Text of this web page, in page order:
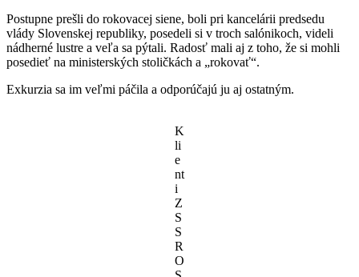
Postupne prešli do rokovacej siene, boli pri kancelárii predsedu
vlády Slovenskej republiky, posedeli si v troch salónikoch, videli
nádherné lustre a veľa sa pýtali. Radosť mali aj z toho, že si mohli
posedieť na ministerských stoličkách a „rokovať“.
Exkurzia sa im veľmi páčila a odporúčajú ju aj ostatným.
K
li
e
nt
i
Z
S
S
R
O